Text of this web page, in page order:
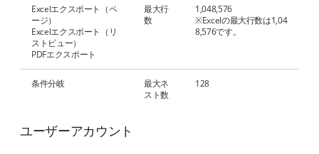
Excelエクスポート（ペ
ージ）
Excelエクスポート（リ
ストビュー）
PDFエクスポート
最大行
数
1,048,576
※Excelの最大行数は1,04
8,576です。
条件分岐
最大ネ
スト数
128
ユーザーアカウント